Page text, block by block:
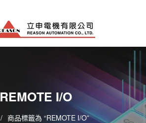
REMOTE I/O
/ 商品標籤為 “REMOTE I/O”